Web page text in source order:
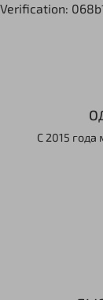
Verification:
С 2015